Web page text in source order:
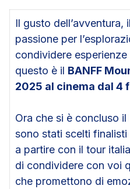
Il gusto dell’avventura,
passione per
condividere
questo è il BANFF
2025 al cinema dal 4
Ora che si è concluso
sono stati scelti
a partire con il tour
di condividere con voi
che promettono di